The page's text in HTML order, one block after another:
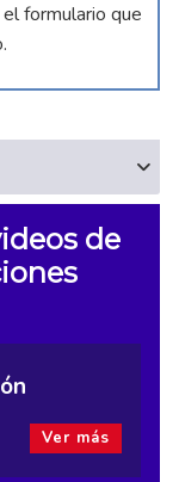
formulario que
de
Ver más